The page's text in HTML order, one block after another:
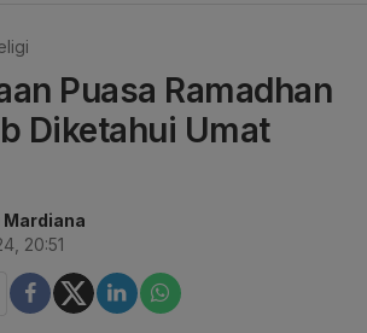
Puasa Ramadhan
Diketahui Umat
Mardiana
20:51